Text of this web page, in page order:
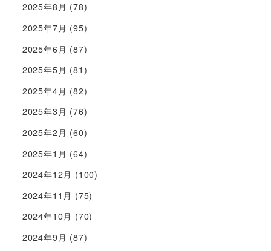
2025年8月 (78)
2025年7月 (95)
2025年6月 (87)
2025年5月 (81)
2025年4月 (82)
2025年3月 (76)
2025年2月 (60)
2025年1月 (64)
2024年12月 (100)
2024年11月 (75)
2024年10月 (70)
2024年9月 (87)